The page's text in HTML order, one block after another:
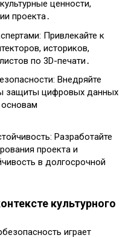
ценности,
проекта․
Привлекайте к
историков,
по 3D-печати․
Внедряйте
защиты цифровых данных
основам
Разработайте
проекта и
в долгосрочной
культурного
играет